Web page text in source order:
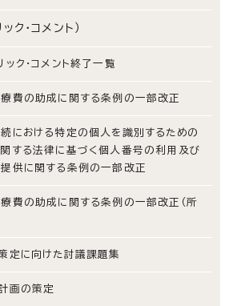
ク・コメント）
ク・コメント終了一覧
費の助成に関する条例の一部改正
における特定の個人を識別するための
する法律に基づく個人番号の利用及び
供に関する条例の一部改正
費の助成に関する条例の一部改正（所
定に向けた討議課題集
画の策定